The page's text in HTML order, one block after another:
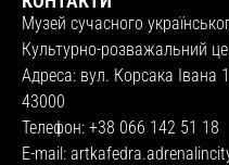
Музей сучасного
Культурно-розважальний
Адреса: вул. Корсака
43000
Телефон: +38 066 142 51 18
E-mail: